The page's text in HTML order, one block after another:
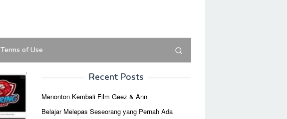
Terms of Use
Recent Posts
Menonton Kembali Film Geez & Ann
Belajar Melepas Seseorang yang Pernah Ada